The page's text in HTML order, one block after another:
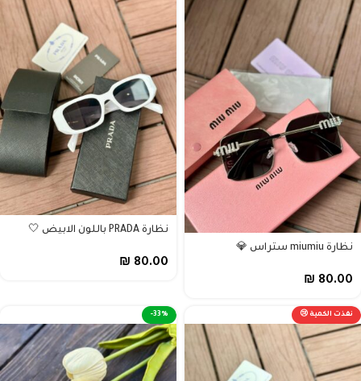
نظارة miumiu ستراس 💎
₪ 80.00
نظارة PRADA باللون الابيض 🤍
₪ 80.00
نفذت الكمية 😢 -33%